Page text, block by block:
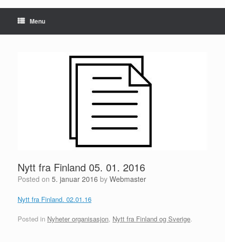
Menu
Nytt fra Finland 05. 01. 2016
Posted on 5. januar 2016 by Webmaster
Nytt fra Finland. 02.01.16
Posted in Nyheter organisasjon, Nytt fra Finland og Sverige.